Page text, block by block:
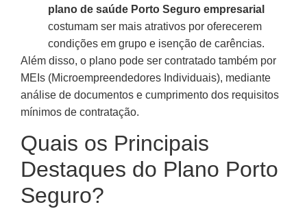
plano de saúde Porto Seguro empresarial
costumam ser mais atrativos por oferecerem
condições em grupo e isenção de carências.
Além disso, o plano pode ser contratado também por
MEIs (Microempreendedores Individuais), mediante
análise de documentos e cumprimento dos requisitos
mínimos de contratação.
Quais os Principais
Destaques do Plano Porto
Seguro?